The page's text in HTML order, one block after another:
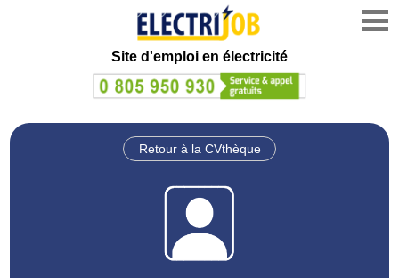
Site d'emploi en électricité
Retour à la CVthèque